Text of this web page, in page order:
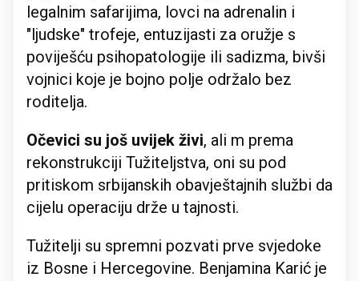
legalnim safarijima, lovci na adrenalin i
"ljudske" trofeje, entuzijasti za oružje s
poviješću psihopatologije ili sadizma, bivši
vojnici koje je bojno polje održalo bez
roditelja.
Očevici su još uvijek živi, ​​ali m prema
rekonstrukciji Tužiteljstva, oni su pod
pritiskom srbijanskih obavještajnih službi da
cijelu operaciju drže u tajnosti.
Tužitelji su spremni pozvati prve svjedoke
iz Bosne i Hercegovine. Benjamina Karić je